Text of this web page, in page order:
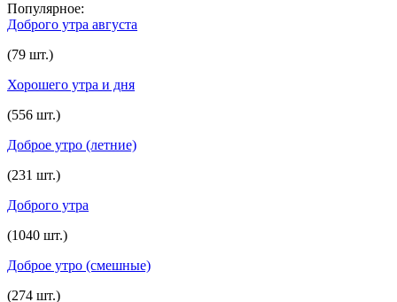
Популярное:
Доброго утра августа
(79 шт.)
Хорошего утра и дня
(556 шт.)
Доброе утро (летние)
(231 шт.)
Доброго утра
(1040 шт.)
Доброе утро (смешные)
(274 шт.)